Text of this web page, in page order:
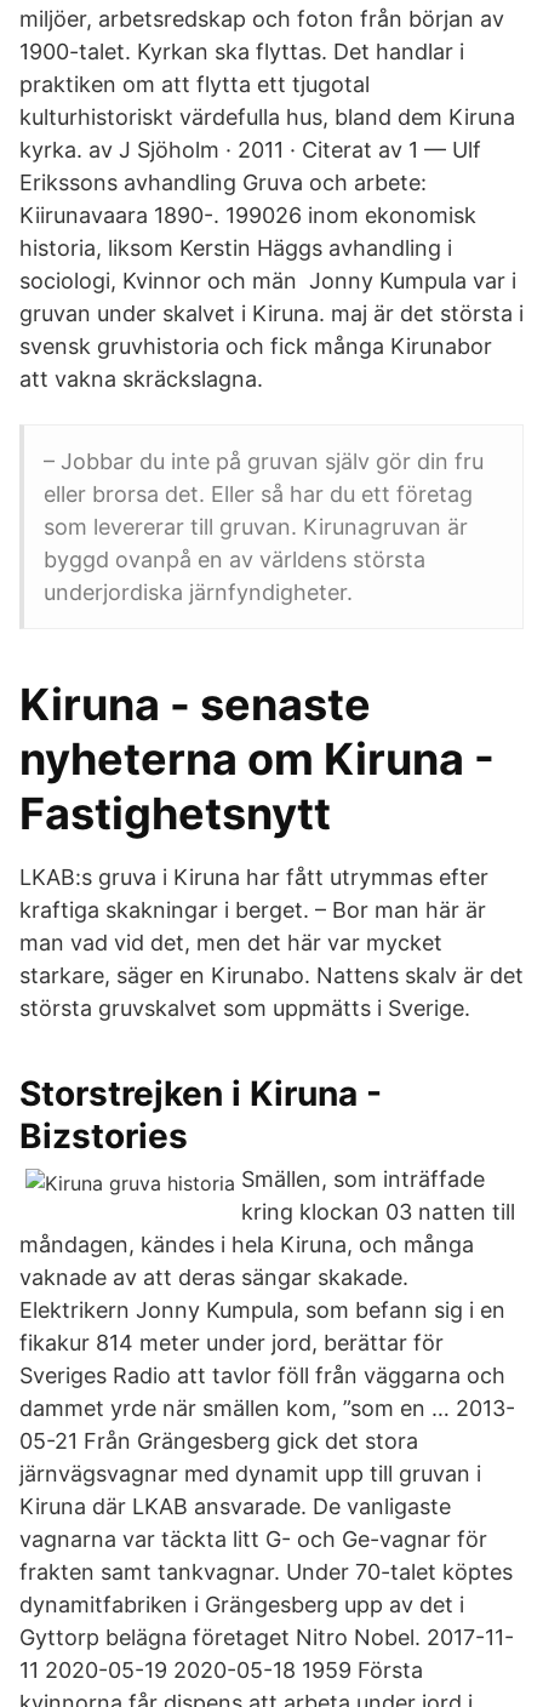
miljöer, arbetsredskap och foton från början av
1900-talet. Kyrkan ska flyttas. Det handlar i
praktiken om att flytta ett tjugotal
kulturhistoriskt värdefulla hus, bland dem Kiruna
kyrka. av J Sjöholm · 2011 · Citerat av 1 — Ulf
Erikssons avhandling Gruva och arbete:
Kiirunavaara 1890-. 199026 inom ekonomisk
historia, liksom Kerstin Häggs avhandling i
sociologi, Kvinnor och män Jonny Kumpula var i
gruvan under skalvet i Kiruna. maj är det största i
svensk gruvhistoria och fick många Kirunabor
att vakna skräckslagna.
– Jobbar du inte på gruvan själv gör din fru
eller brorsa det. Eller så har du ett företag
som levererar till gruvan. Kirunagruvan är
byggd ovanpå en av världens största
underjordiska järnfyndigheter.
Kiruna - senaste
nyheterna om Kiruna -
Fastighetsnytt
LKAB:s gruva i Kiruna har fått utrymmas efter
kraftiga skakningar i berget. – Bor man här är
man vad vid det, men det här var mycket
starkare, säger en Kirunabo. Nattens skalv är det
största gruvskalvet som uppmätts i Sverige.
Storstrejken i Kiruna -
Bizstories
Smällen, som inträffade
kring klockan 03 natten till
måndagen, kändes i hela Kiruna, och många
vaknade av att deras sängar skakade.
Elektrikern Jonny Kumpula, som befann sig i en
fikakur 814 meter under jord, berättar för
Sveriges Radio att tavlor föll från väggarna och
dammet yrde när smällen kom, ”som en … 2013-
05-21 Från Grängesberg gick det stora
järnvägsvagnar med dynamit upp till gruvan i
Kiruna där LKAB ansvarade. De vanligaste
vagnarna var täckta litt G- och Ge-vagnar för
frakten samt tankvagnar. Under 70-talet köptes
dynamitfabriken i Grängesberg upp av det i
Gyttorp belägna företaget Nitro Nobel. 2017-11-
11 2020-05-19 2020-05-18 1959 Första